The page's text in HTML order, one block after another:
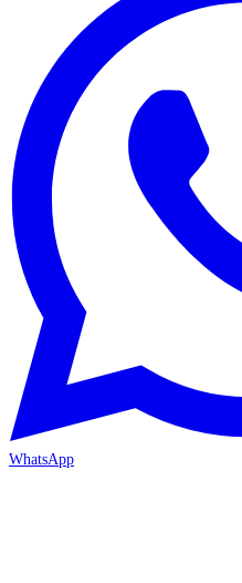
WhatsApp